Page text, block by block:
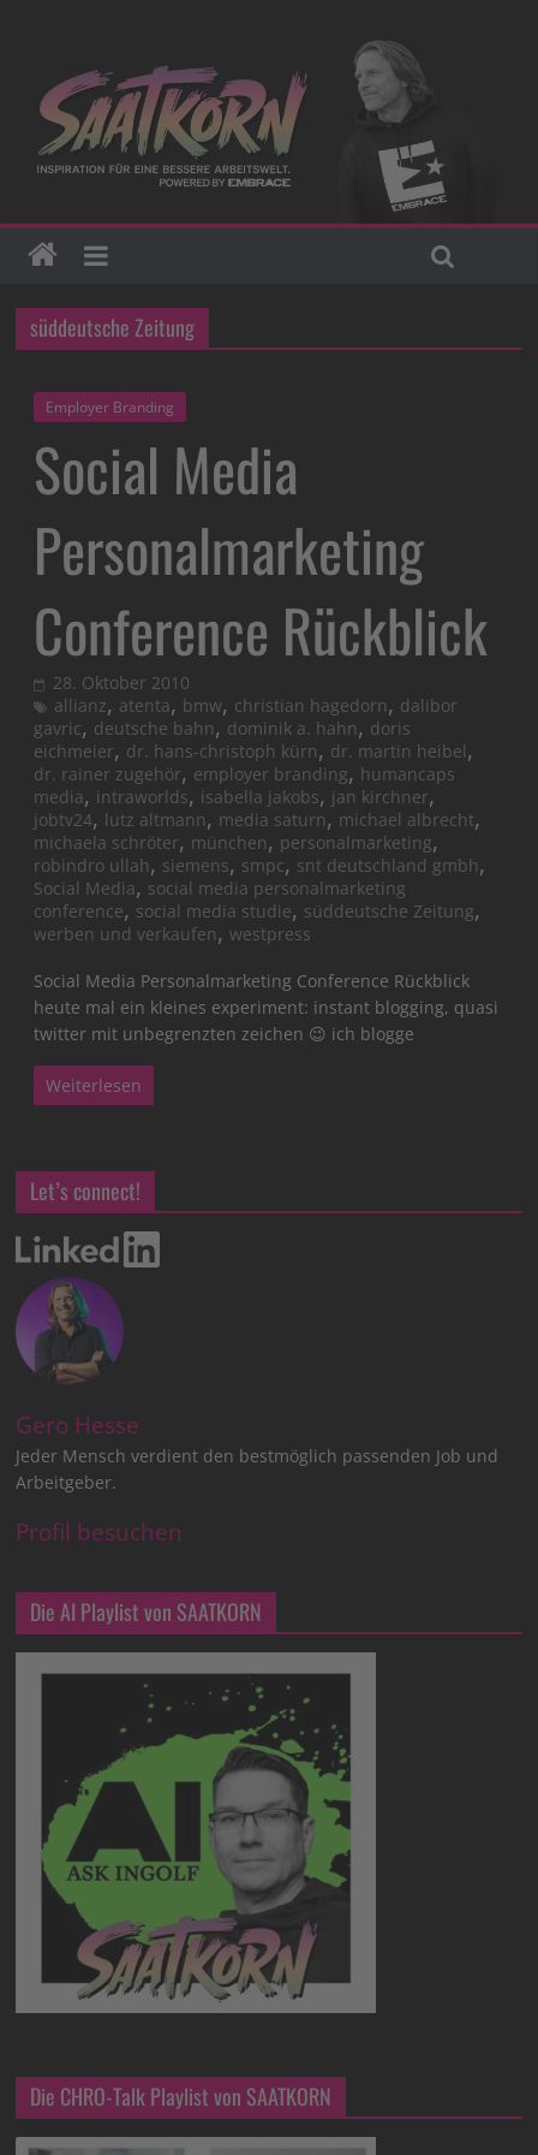
süddeutsche Zeitung
Employer Branding
Social Media
Personalmarketing
Conference Rückblick
28. Oktober 2010
allianz, atenta, bmw, christian hagedorn, dalibor
gavric, deutsche bahn, dominik a. hahn, doris
eichmeier, dr. hans-christoph kürn, dr. martin heibel,
dr. rainer zugehör, employer branding, humancaps
media, intraworlds, isabella jakobs, jan kirchner,
jobtv24, lutz altmann, media saturn, michael albrecht,
michaela schröter, münchen, personalmarketing,
robindro ullah, siemens, smpc, snt deutschland gmbh,
Social Media, social media personalmarketing
conference, social media studie, süddeutsche Zeitung,
werben und verkaufen,westpress
Social Media Personalmarketing Conference Rückblick
heute mal ein kleines experiment: instant blogging, quasi
twitter mit unbegrenzten zeichen 😉 ich blogge
Weiterlesen
Let’s connect!
Gero Hesse
Jeder Mensch verdient den bestmöglich passenden Job und
Arbeitgeber.
Profil besuchen
Die AI Playlist von SAATKORN
Die CHRO-Talk Playlist von SAATKORN